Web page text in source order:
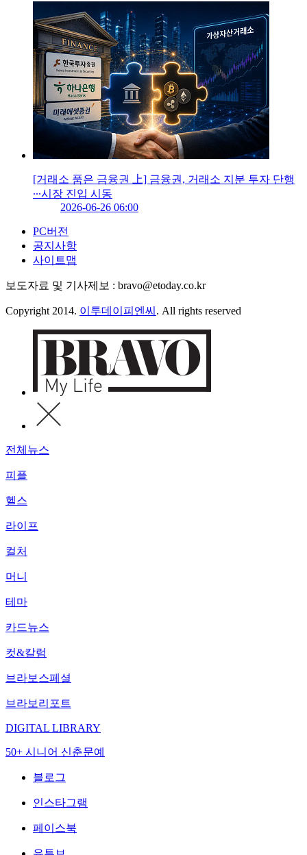
[거래소 품은 금융권 上] 금융권, 거래소 지분 투자 단행
∙∙∙시장 진입 시동
2026-06-26 06:00
PC버전
공지사항
사이트맵
보도자료 및 기사제보 : bravo@etoday.co.kr
Copyright 2014. 이투데이피엔씨 . All rights reserved
전체뉴스
피플
헬스
라이프
컬처
머니
테마
카드뉴스
컷&칼럼
브라보스페셜
브라보리포트
DIGITAL LIBRARY
50+ 시니어 신춘문예
블로그
인스타그램
페이스북